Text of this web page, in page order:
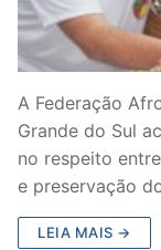
A Federação
Grande do Sul
no respeito
e preservação
LEIA MAIS →